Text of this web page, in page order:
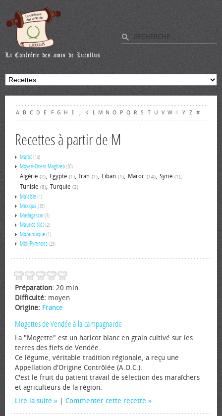
A B C D E F G H I J K L M N O P Q R S T U V W X Y Z #
Recettes à partir de M
Maroc(14)
Moyen-Orient Maghreb(30)
Algérie (2), Egypte (1), Iran (1), Liban (1), Maroc (14), Syrie (1),
Tunisie (8), Turquie (2)
Malaisie(1)
Mexique(15)
Madagascar(3)
Maurice (ile)(2)
Mozambique(1)
Midi-Pyrénées(29)
Préparation: 20 min
Difficulté: moyen
Origine: France
Mogettes de Vendée à la campagnarde
La "Mogette" est un haricot blanc en grain cultivé sur les
terres des fiefs de Vendée.
Ce légume, véritable tradition régionale, a reçu une
Appellation d'Origine Contrôlée (A.O.C.).
C'est le fruit du patient travail de sélection des maraîchers
et agriculteurs de la région.
Lire la suite
Commenter cette recette